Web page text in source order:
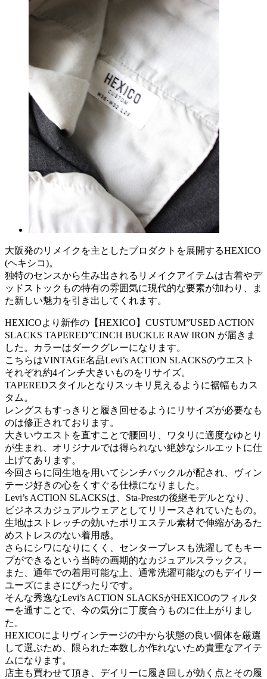
大阪発のリメイクを主としたプロダクトを展開するHEXICO
(ヘキシコ)。
独特のセンスから生み出されるリメイクアイテムは古着やデ
ッドストックもの特有の雰囲気に現代的な要素が加わり、ま
た新しい魅力を引き出してくれます。
HEXICOより新作の【HEXICO】CUSTUM”USED ACTION
SLACKS TAPERED”CINCH BUCKLE RAW IRON が届きま
した。カラーはダークグレーになります。
こちらはVINTAGE名品Levi’s ACTION SLACKSのウエスト
それぞれ約4インチ大きいものをリサイズ。
TAPEREDスタイルとなりスッキリ見えるように裾幅もカス
タム。
レングスもすっきりと履き回せるようにリサイズが必要なも
のは修正されております。
大きいウエストを直すことで腰回り、ワタリに適度なゆとり
が生まれ、オリジナルでは得られない絶妙なシルエットに仕
上げてあります。
今回さらに同生地を用いてシンチバックルが配され、ヴィン
テージ好きの心をくすぐる仕様になりました。
Levi’s ACTION SLACKSは、Sta-Prestの後継モデルとなり、
ビジネスカジュアルウェアとしてリリースされていたもの。
生地はストレッチの効いたポリエステル素材で伸縮があるた
めストレスのない着用感。
さらにシワになりにくく、センタープレスも洗濯してもキー
プができるという当時の画期的なカジュアルスラックス。
また、通年での着用可能な上、通常洗濯可能なのもデイリー
ユーズにまさにぴったりです。
そんな秀逸なLevi’s ACTION SLACKSがHEXICOのフィルタ
ーを通すことで、今の気分に丁度合うものに仕上がりまし
た。
HEXICOによりヴィンテージの中から状態の良い個体を厳選
して選ぶため、限られた本数しか作れないため貴重なアイテ
ムになります。
店主も買わせて頂き、デイリーに履き回しが効く点とその履